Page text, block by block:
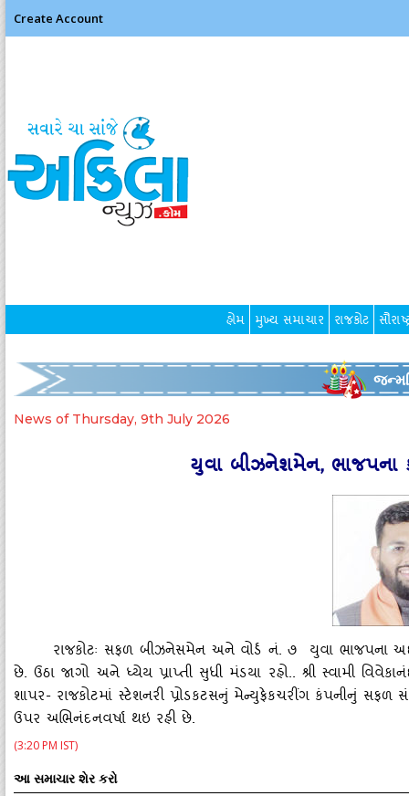
Create Account
હોમ મુખ્ય સમાચાર રાજકોટ
News of Thursday, 9th July 2026
યુવા બીઝનેશમેન, ભાજપના
રાજકોટઃ સફળ બીઝનેસમેન અને વોર્ડ નં. ૭ યુવા ભાજપના
છે. ઉઠા જાગો અને ધ્‍યેય પ્રાપ્તી સુધી મંડયા રહો.. શ્રી સ્‍વામી
શાપર- રાજકોટમાં સ્‍ટેશનરી પ્રોડકટસનું મેન્‍યુફેકચરીંગ કંપનીનું
ઉપર અભિનંદનવર્ષા થઇ રહી છે.
(3:20 PM IST)
આ સમાચાર શેર કરો